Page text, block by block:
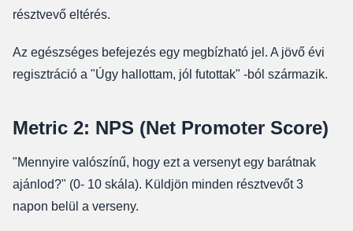
résztvevő eltérés.
Az egészséges befejezés egy megbízható jel. A jövő évi
regisztráció a "Úgy hallottam, jól futottak" -ból származik.
Metric 2: NPS (Net Promoter Score)
"Mennyire valószínű, hogy ezt a versenyt egy barátnak
ajánlod?" (0- 10 skála). Küldjön minden résztvevőt 3
napon belül a verseny.